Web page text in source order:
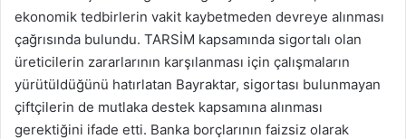
ekonomik tedbirlerin vakit kaybetmeden devreye alınması
çağrısında bulundu. TARSİM kapsamında sigortalı olan
üreticilerin zararlarının karşılanması için çalışmaların
yürütüldüğünü hatırlatan Bayraktar, sigortası bulunmayan
çiftçilerin de mutlaka destek kapsamına alınması
gerektiğini ifade etti. Banka borçlarının faizsiz olarak